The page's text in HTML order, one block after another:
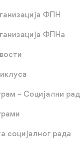
ФПН
ФПНа
– Социјални рад
социјалног рада